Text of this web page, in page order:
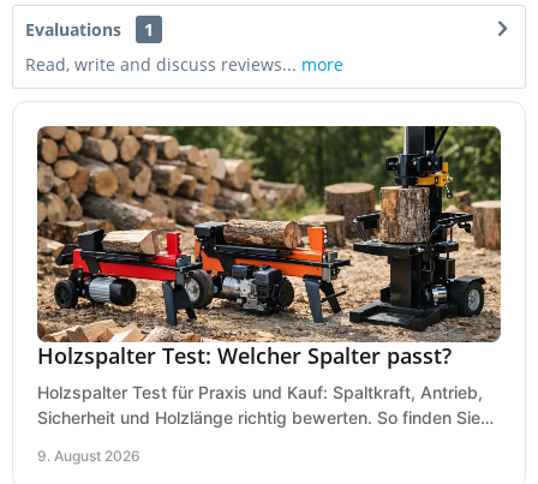
Evaluations
1
Read, write and discuss reviews... more
Holzspalter Test: Welcher Spalter passt?
Holzspalter Test für Praxis und Kauf: Spaltkraft, Antrieb,
Sicherheit und Holzlänge richtig bewerten. So finden Sie
9. August 2026